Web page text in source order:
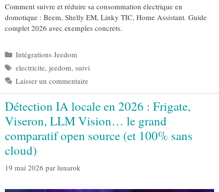
Comment suivre et réduire sa consommation électrique en
domotique : Beem, Shelly EM, Linky TIC, Home Assistant. Guide
complet 2026 avec exemples concrets.
Catégories
Intégrations Jeedom
Étiquettes
electricite, jeedom, suivi
Laisser un commentaire
Détection IA locale en 2026 : Frigate,
Viseron, LLM Vision… le grand
comparatif open source (et 100% sans
cloud)
19 mai 2026 par lunarok